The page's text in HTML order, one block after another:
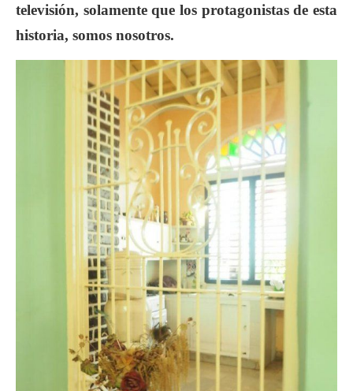
televisión, solamente que los protagonistas de esta
historia, somos nosotros.